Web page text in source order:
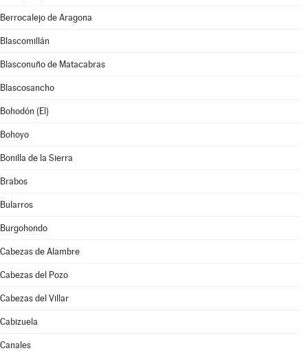
Berrocalejo de Aragona
Blascomillán
Blasconuño de Matacabras
Blascosancho
Bohodón (El)
Bohoyo
Bonilla de la Sierra
Brabos
Bularros
Burgohondo
Cabezas de Alambre
Cabezas del Pozo
Cabezas del Villar
Cabizuela
Canales